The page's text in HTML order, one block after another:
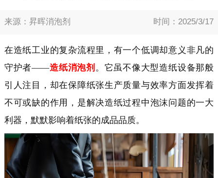
来源：昇晖消泡剂 时间：2025/3/17
在造纸工业的复杂流程里，有一个低调却意义非凡的
守护者——造纸消泡剂 。它虽不像大型造纸设备那般
引人注目，却在保障纸张生产质量与效率方面发挥着
不可或缺的作用，是解决造纸过程中泡沫问题的一大
利器，默默影响着纸张的成品品质。